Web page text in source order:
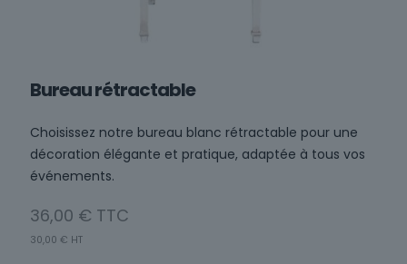
Bureau rétractable
Choisissez notre bureau blanc rétractable pour une
décoration élégante et pratique, adaptée à tous vos
événements.
36,00 €
30,00 € HT